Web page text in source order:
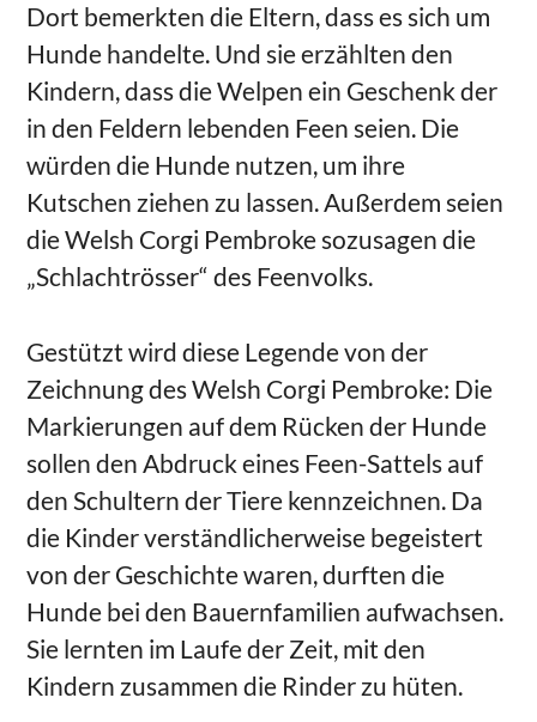
Dort bemerkten die Eltern, dass es sich um
Hunde handelte. Und sie erzählten den
Kindern, dass die Welpen ein Geschenk der
in den Feldern lebenden Feen seien. Die
würden die Hunde nutzen, um ihre
Kutschen ziehen zu lassen. Außerdem seien
die Welsh Corgi Pembroke sozusagen die
„Schlachtrösser“ des Feenvolks.
Gestützt wird diese Legende von der
Zeichnung des Welsh Corgi Pembroke: Die
Markierungen auf dem Rücken der Hunde
sollen den Abdruck eines Feen-Sattels auf
den Schultern der Tiere kennzeichnen. Da
die Kinder verständlicherweise begeistert
von der Geschichte waren, durften die
Hunde bei den Bauernfamilien aufwachsen.
Sie lernten im Laufe der Zeit, mit den
Kindern zusammen die Rinder zu hüten.